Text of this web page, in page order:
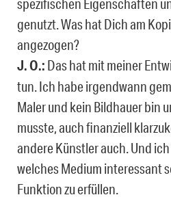
spezifischen Eigenschaften
genutzt. Was hat Dich am
angezogen?
J. O.: Das hat mit meiner
tun. Ich habe irgendwann
Maler und kein Bildhauer bin
musste, auch finanziell
andere Künstler auch. Und
welches Medium interessant
Funktion zu erfüllen.